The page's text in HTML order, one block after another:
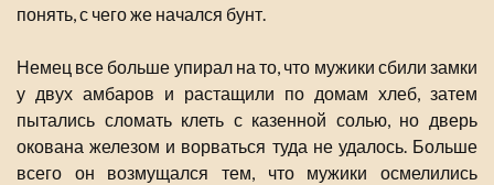
понять, с чего же начался бунт.
Немец все больше упирал на то, что мужики сбили замки
у двух амбаров и растащили по домам хлеб, затем
пытались сломать клеть с казенной солью, но дверь
окована железом и ворваться туда не удалось. Больше
всего он возмущался тем, что мужики осмелились